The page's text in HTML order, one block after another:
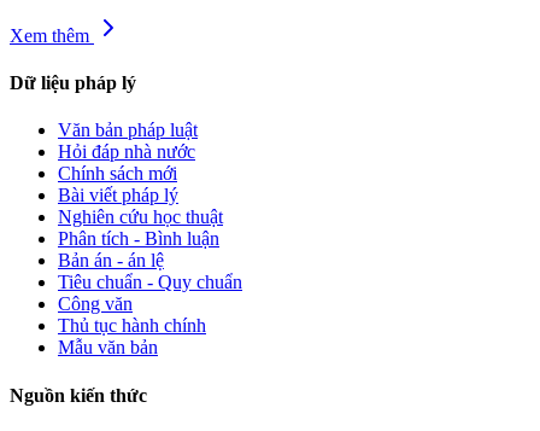
Xem thêm
Dữ liệu pháp lý
Văn bản pháp luật
Hỏi đáp nhà nước
Chính sách mới
Bài viết pháp lý
Nghiên cứu học thuật
Phân tích - Bình luận
Bản án - án lệ
Tiêu chuẩn - Quy chuẩn
Công văn
Thủ tục hành chính
Mẫu văn bản
Nguồn kiến thức